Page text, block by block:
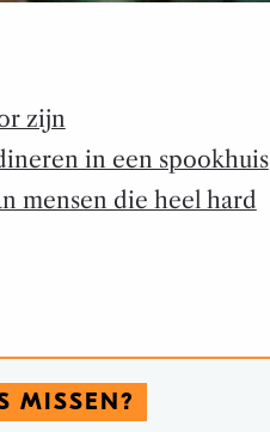
zijn
in een spookhuis
mensen die heel hard
MISSEN?